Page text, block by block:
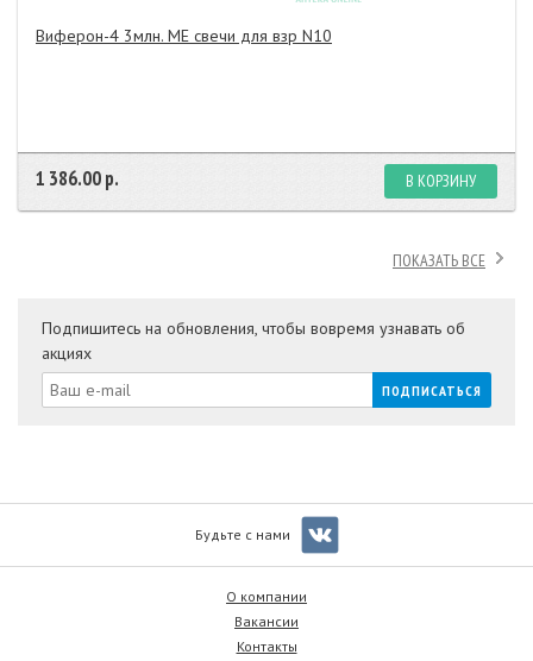
Виферон-4 3млн. МЕ свечи для взр N10
1 386.00 р. В КОРЗИНУ
ПОКАЗАТЬ ВСЕ
Подпишитесь на обновления, чтобы вовремя узнавать об
акциях
Будьте с нами
О компании
Вакансии
Контакты